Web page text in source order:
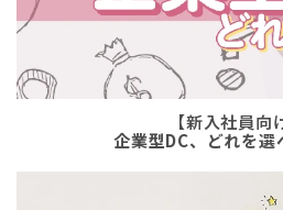
【新入社員向
企業型DC、どれを選